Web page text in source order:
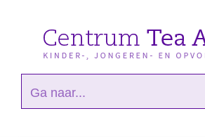
Ga naar...